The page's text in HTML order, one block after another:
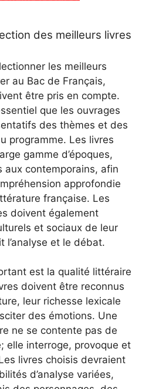
des meilleurs livres
les meilleurs
au Bac de Français,
être pris en compte.
que les ouvrages
des thèmes et des
programme. Les livres
gamme d’époques,
aux contemporains, afin
approfondie
française. Les
doivent également
et sociaux de leur
l’analyse et le débat.
est la qualité littéraire
doivent être reconnus
leur richesse lexicale
des émotions. Une
ne se contente pas de
elle interroge, provoque et
livres choisis devraient
d’analyse variées,